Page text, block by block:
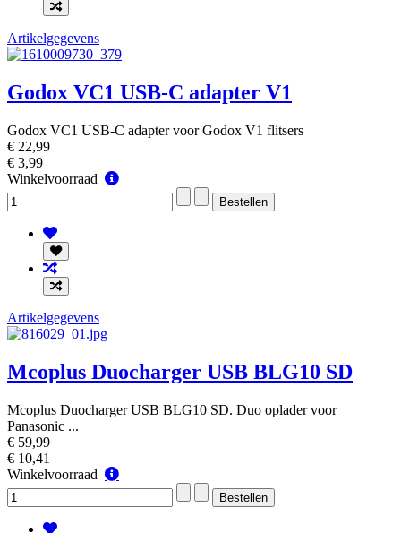
Artikelgegevens
Godox VC1 USB-C adapter V1
Godox VC1 USB-C adapter voor Godox V1 flitsers
€ 22,99
€ 3,99
Winkelvoorraad
Winkelvoorraad
Artikelgegevens
Mcoplus Duocharger USB BLG10 SD
Mcoplus Duocharger USB BLG10 SD. Duo oplader voor
Panasonic ...
€ 59,99
€ 10,41
Winkelvoorraad
Winkelvoorraad